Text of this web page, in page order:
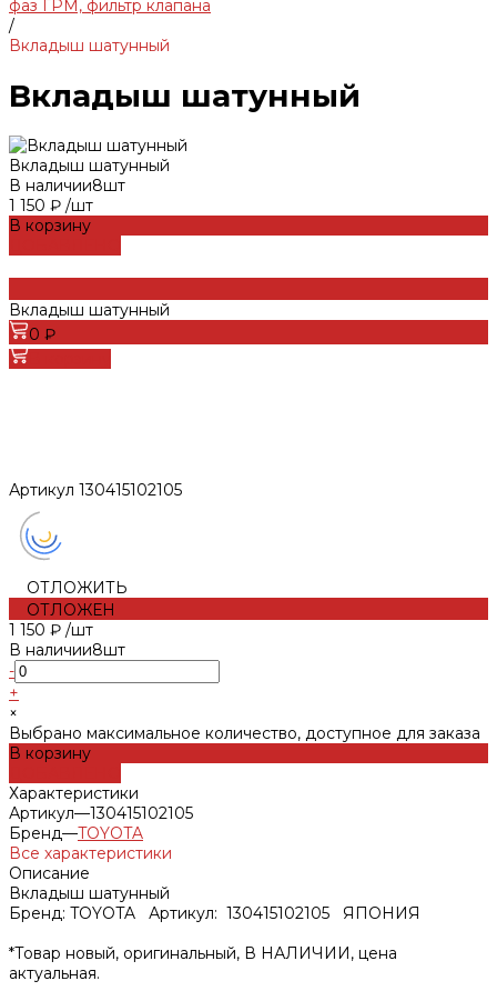
фаз ГРМ, фильтр клапана
/
Вкладыш шатунный
Вкладыш шатунный
Вкладыш шатунный
В наличии8шт
1 150 ₽ /шт
В корзину
Вкладыш шатунный
0 ₽
Артикул 130415102105
ОТЛОЖИТЬ
ОТЛОЖЕН
1 150 ₽ /шт
В наличии8шт
-
+
×
Выбрано максимальное количество, доступное для заказа
В корзину
Характеристики
Артикул—130415102105
Бренд—TOYOTA
Все характеристики
Описание
Вкладыш шатунный
Бренд: TOYOTA Артикул: 130415102105 ЯПОНИЯ
*Товар новый, оригинальный, В НАЛИЧИИ, цена
актуальная.